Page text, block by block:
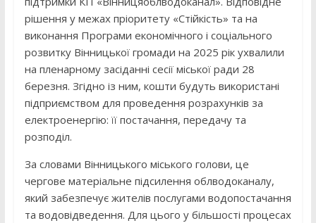
рішення у межах пріоритету «Стійкість» та на
виконання Програми економічного і соціального
розвитку Вінницької громади на 2025 рік ухвалили
на пленарному засіданні сесії міської ради 28
березня. Згідно із ним, кошти будуть використані
підприємством для проведення розрахунків за
електроенергію: її постачання, передачу та
розподіл.
За словами Вінницького міського голови, це
чергове матеріальне підсилення облводоканалу,
який забезпечує жителів послугами водопостачання
та водовідведення. Для цього у більшості процесах